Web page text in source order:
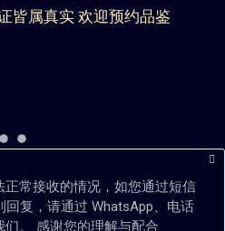
皆属真实 欢迎预约品鉴
常接收的情况，如您通过短信
复，请通过 WhatsApp、电话
。 感谢您的理解与配合